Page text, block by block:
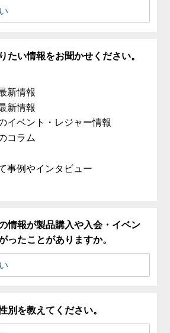
たい情報をお聞かせください。
新情報
新情報
イベント・レジャー情報
コラム
事例やインタビュー
情報が製品購入や入会・イベン
ったことがありますか。
別を教えてください。